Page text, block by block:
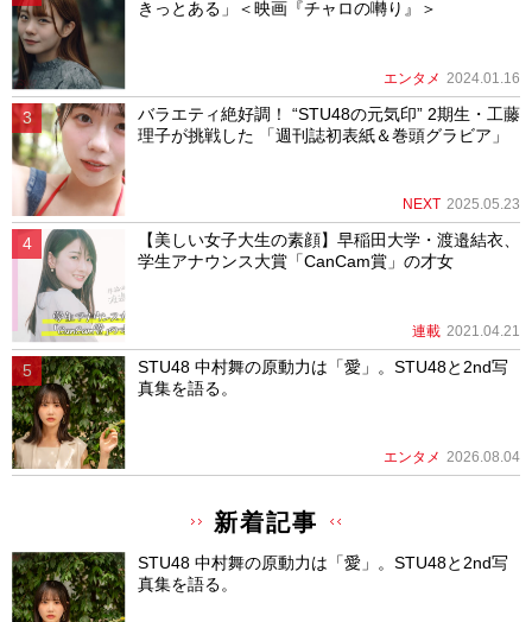
きっとある」＜映画『チャロの囀り』＞
エンタメ 2024.01.16
バラエティ絶好調！ “STU48の元気印” 2期生・工藤
理子が挑戦した 「週刊誌初表紙＆巻頭グラビア」
NEXT 2025.05.23
【美しい女子大生の素顔】早稲田大学・渡邉結衣、
学生アナウンス大賞「CanCam賞」の才女
連載 2021.04.21
STU48 中村舞の原動力は「愛」。STU48と2nd写
真集を語る。
エンタメ 2026.08.04
新着記事
STU48 中村舞の原動力は「愛」。STU48と2nd写
真集を語る。